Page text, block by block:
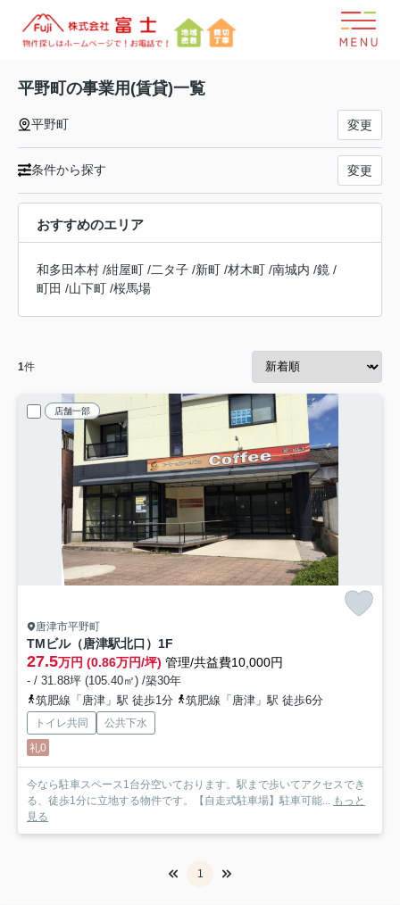
平野町の事業用(賃貸)一覧
平野町 変更
条件から探す 変更
おすすめのエリア
和多田本村 /紺屋町 /二タ子 /新町 /材木町 /南城内 /鏡 /
町田 /山下町 /桜馬場
1件
店舗一部
唐津市平野町
TMビル（唐津駅北口） 1F
27.5万円 (0.86万円/坪) 管理/共益費10,000円
- / 31.88坪 (105.40㎡) /築30年
筑肥線「唐津」駅 徒歩1分
筑肥線「唐津」駅 徒歩6分
トイレ共同
公共下水
礼0
今なら駐車スペース1台分空いております。駅まで歩いてアクセスでき
る、徒歩1分に立地する物件です。【自走式駐車場】駐車可能...
もっと
見る
1